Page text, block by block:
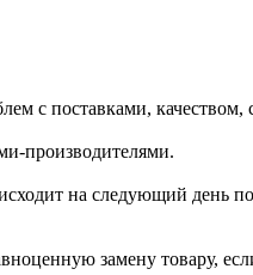
с поставками, качеством,
производителями.
на следующий день
замену товару,